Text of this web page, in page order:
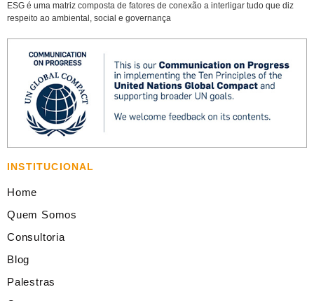
ESG é uma matriz composta de fatores de conexão a interligar tudo que diz
respeito ao ambiental, social e governança
INSTITUCIONAL
Home
Quem Somos
Consultoria
Blog
Palestras